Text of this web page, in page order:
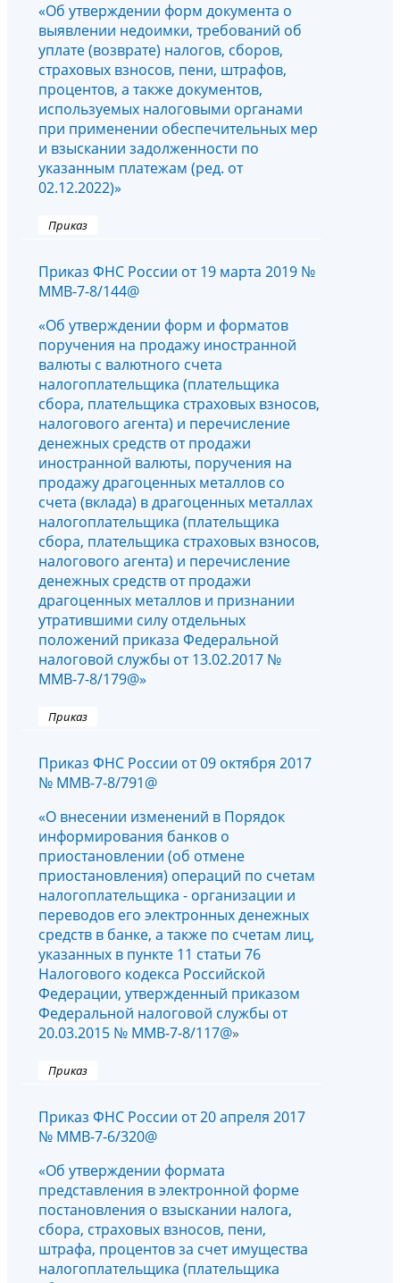
«Об утверждении форм документа о
выявлении недоимки, требований об
уплате (возврате) налогов, сборов,
страховых взносов, пени, штрафов,
процентов, а также документов,
используемых налоговыми органами
при применении обеспечительных мер
и взыскании задолженности по
указанным платежам (ред. от
02.12.2022)»
Приказ
Приказ ФНС России от 19 марта 2019 №
ММВ-7-8/144@
«Об утверждении форм и форматов
поручения на продажу иностранной
валюты с валютного счета
налогоплательщика (плательщика
сбора, плательщика страховых взносов,
налогового агента) и перечисление
денежных средств от продажи
иностранной валюты, поручения на
продажу драгоценных металлов со
счета (вклада) в драгоценных металлах
налогоплательщика (плательщика
сбора, плательщика страховых взносов,
налогового агента) и перечисление
денежных средств от продажи
драгоценных металлов и признании
утратившими силу отдельных
положений приказа Федеральной
налоговой службы от 13.02.2017 №
ММВ-7-8/179@»
Приказ
Приказ ФНС России от 09 октября 2017
№ ММВ-7-8/791@
«О внесении изменений в Порядок
информирования банков о
приостановлении (об отмене
приостановления) операций по счетам
налогоплательщика - организации и
переводов его электронных денежных
средств в банке, а также по счетам лиц,
указанных в пункте 11 статьи 76
Налогового кодекса Российской
Федерации, утвержденный приказом
Федеральной налоговой службы от
20.03.2015 № ММВ-7-8/117@»
Приказ
Приказ ФНС России от 20 апреля 2017
№ ММВ-7-6/320@
«Об утверждении формата
представления в электронной форме
постановления о взыскании налога,
сбора, страховых взносов, пени,
штрафа, процентов за счет имущества
налогоплательщика (плательщика